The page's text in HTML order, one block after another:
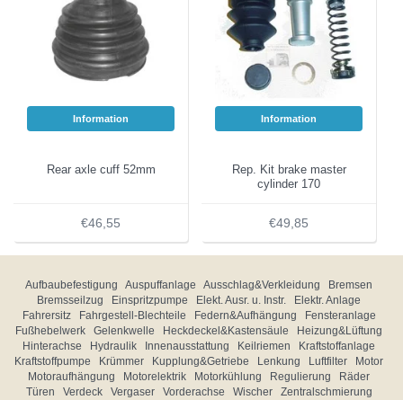
Information
Rear axle cuff 52mm
€46,55
Information
Rep. Kit brake master
cylinder 170
€49,85
Aufbaubefestigung Auspuffanlage Ausschlag&Verkleidung
Bremsen
Bremsseilzug
Einspritzpumpe Elekt. Ausr. u. Instr.
Elektr. Anlage
Fahrersitz
Fahrgestell-Blechteile Federn&Aufhängung
Fensteranlage
Fußhebelwerk
Gelenkwelle Heckdeckel&Kastensäule
Heizung&Lüftung
Hinterachse
Hydraulik Innenausstattung Keilriemen
Kraftstoffanlage
Kraftstoffpumpe
Krümmer Kupplung&Getriebe Lenkung Luftfilter
Motor
Motoraufhängung
Motorelektrik Motorkühlung Regulierung
Räder
Türen
Verdeck Vergaser Vorderachse Wischer
Zentralschmierung